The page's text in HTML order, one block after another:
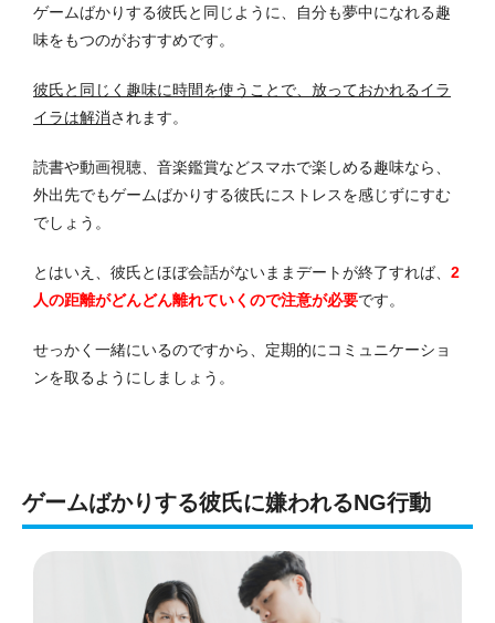
ゲームばかりする彼氏と同じように、自分も夢中になれる趣
味をもつのがおすすめです。
彼氏と同じく趣味に時間を使うことで、放っておかれるイラ
イラは解消されます。
読書や動画視聴、音楽鑑賞などスマホで楽しめる趣味なら、
外出先でもゲームばかりする彼氏にストレスを感じずにすむ
でしょう。
とはいえ、彼氏とほぼ会話がないままデートが終了すれば、 2
人の距離がどんどん離れていくので注意が必要です。
せっかく一緒にいるのですから、定期的にコミュニケーショ
ンを取るようにしましょう。
ゲームばかりする彼氏に嫌われるNG行動